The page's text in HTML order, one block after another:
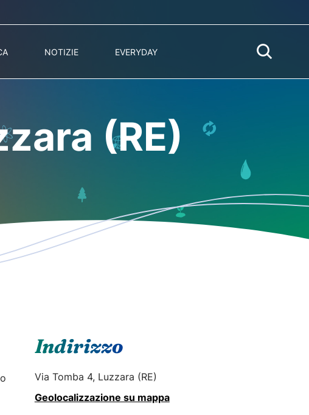
NOTIZIE EVERYDAY
(RE)
Indirizzo
Via Tomba 4, Luzzara (RE)
Geolocalizzazione su mappa